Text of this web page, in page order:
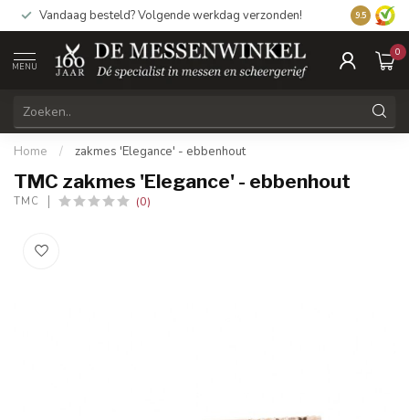
Vandaag besteld? Volgende werkdag verzonden! 9.5
MENU
0
Home / zakmes 'Elegance' - ebbenhout
TMC zakmes 'Elegance' - ebbenhout
TMC (0)